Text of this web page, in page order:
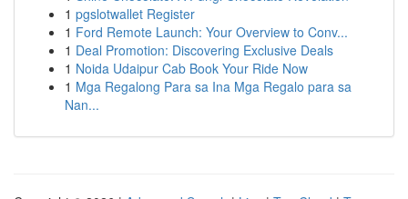
1 pgslotwallet Register
1 Ford Remote Launch: Your Overview to Conv...
1 Deal Promotion: Discovering Exclusive Deals
1 Noida Udaipur Cab Book Your Ride Now
1 Mga Regalong Para sa Ina Mga Regalo para sa
Nan...